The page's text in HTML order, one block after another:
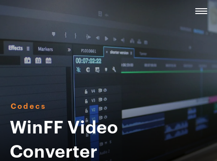
Codecs
WinFF Video
Converter